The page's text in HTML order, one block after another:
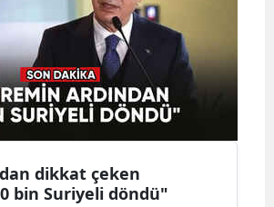
Iğdır
Karabük
dikkat çeken
bin Suriyeli döndü"